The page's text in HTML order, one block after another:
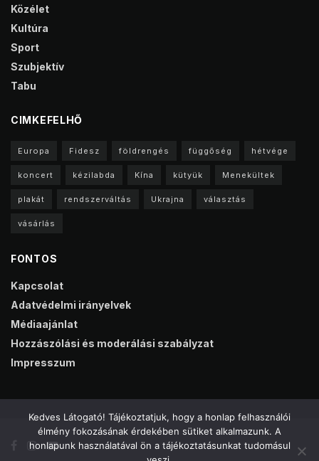
Közélet
Kultúra
Sport
Szubjektív
Tabu
CIMKEFELHŐ
Europa Fidesz földrengés függőség hétvége
koncert kézilabda Kína kütyük Menekültek
plakát rendszerváltás Ukrajna választás
vásárlás
FONTOS
Kapcsolat
Adatvédelmi irányelvek
Médiaajánlat
Hozzászólási és moderálási szabályzat
Impresszum
Kedves Látogató! Tájékoztatjuk, hogy a honlap felhasználói
élmény fokozásának érdekében sütiket alkalmazunk. A
honlapunk használatával ön a tájékoztatásunkat tudomásul